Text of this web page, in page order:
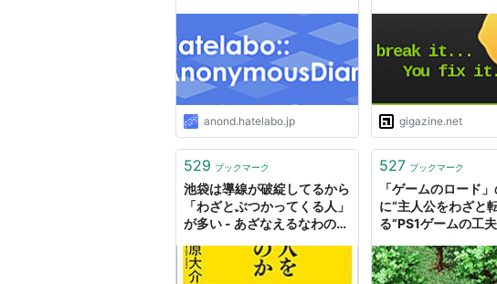
anond.hatelabo.jp gigazine.net
529 ブックマーク
池袋は導線が破綻してるから
「わざとぶつかってくる人」
が多い - あざなえるなわのご
527 ブックマーク
「ゲームのロード
に“主人公をわざと
る”PS1ゲームの工
解かれる真実 -
AUTOMATON